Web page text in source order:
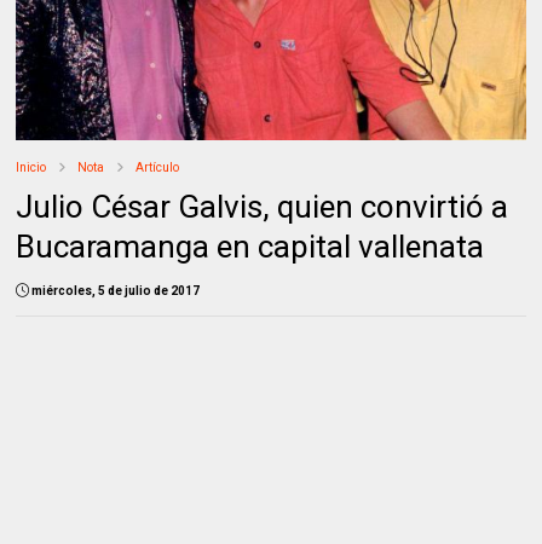
Inicio Nota Artículo
Julio César Galvis, quien convirtió a
Bucaramanga en capital vallenata
miércoles, 5 de julio de 2017